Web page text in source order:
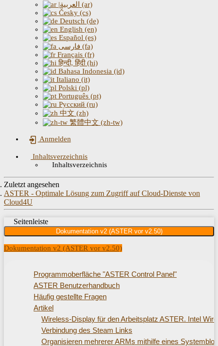
|العربية (ar)
Česky (cs)
Deutsch (de)
English (en)
Español (es)
فارسی (fa)
Français (fr)
हिन्दी, हिंदी (hi)
Bahasa Indonesia (id)
Italiano (it)
Polski (pl)
Português (pt)
Русский (ru)
中文 (zh)
繁體中文 (zh-tw)
Anmelden
Inhaltsverzeichnis
Inhaltsverzeichnis
Zuletzt angesehen
ASTER - Optimale Lösung zum Zugriff auf Cloud-Dienste von
Cloud4U
Seitenleiste
Dokumentation v2 (ASTER vor v2.50)
Dokumentation v2 (ASTER vor v2.50)
Programmoberfläche "ASTER Control Panel"
ASTER Benutzerhandbuch
Häufig gestellte Fragen
Artikel
Wireless-Display für den Arbeitsplatz ASTER. Intel
Verbindung des Steam Links
Organisieren mehrerer ARMs mithilfe eines